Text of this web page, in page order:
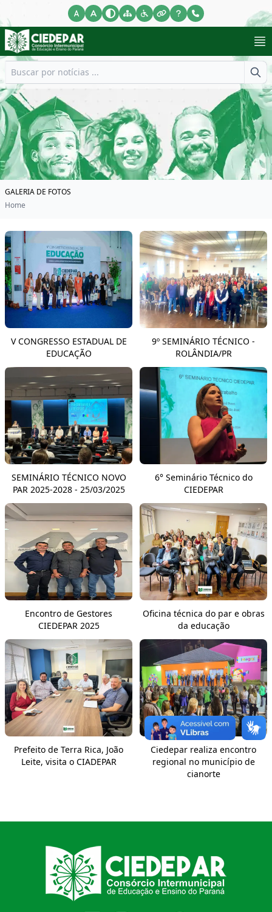
GALERIA DE FOTOS
Home
V CONGRESSO ESTADUAL DE
EDUCAÇÃO
9º SEMINÁRIO TÉCNICO -
ROLÂNDIA/PR
SEMINÁRIO TÉCNICO NOVO
PAR 2025-2028 - 25/03/2025
6° Seminário Técnico do
CIEDEPAR
Encontro de Gestores
CIEDEPAR 2025
Oficina técnica do par e obras
da educação
Prefeito de Terra Rica, João
Leite, visita o CIADEPAR
Ciedepar realiza encontro
regional no município de
cianorte